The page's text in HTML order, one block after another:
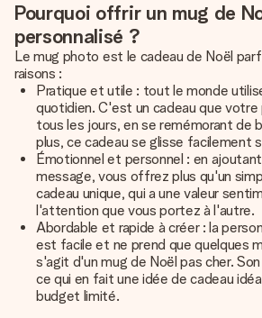
Pourquoi offrir un mug de
personnalisé ?
Le mug photo est le cadeau de Noël
raisons :
Pratique et utile : tout le monde
quotidien. C'est un cadeau que
tous les jours, en se remémorant de
plus, ce cadeau se glisse facilement
Émotionnel et personnel : en
message, vous offrez plus qu'un
cadeau unique, qui a une valeur
l'attention que vous portez à l'autre.
Abordable et rapide à créer : la
est facile et ne prend que quelques
s'agit d'un mug de Noël pas cher.
ce qui en fait une idée de cadeau
budget limité.